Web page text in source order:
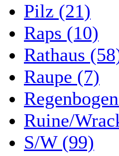
Pilz (21)
Raps (10)
Rathaus
Raupe (7)
Ruine/
S/W (99)